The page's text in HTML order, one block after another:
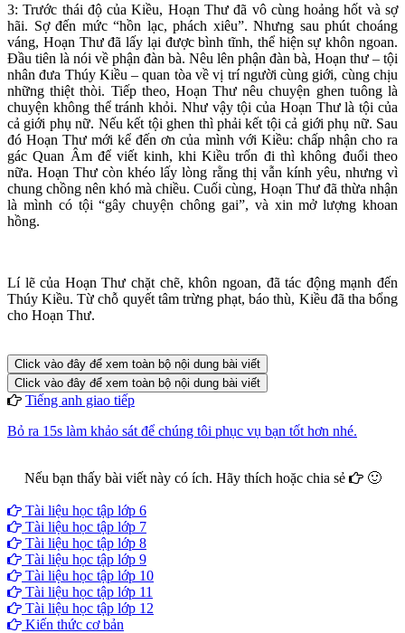
3: Trước thái độ của Kiều, Hoạn Thư đã vô cùng hoảng hốt và sợ
hãi. Sợ đến mức “hồn lạc, phách xiêu”. Nhưng sau phút choáng
váng, Hoạn Thư đã lấy lại được bình tĩnh, thể hiện sự khôn ngoan.
Đầu tiên là nói về phận đàn bà. Nêu lên phận đàn bà, Hoạn thư – tội
nhân đưa Thúy Kiều – quan tòa về vị trí người cùng giới, cùng chịu
những thiệt thòi. Tiếp theo, Hoạn Thư nêu chuyện ghen tuông là
chuyện không thể tránh khỏi. Như vậy tội của Hoạn Thư là tội của
cả giới phụ nữ. Nếu kết tội ghen thì phải kết tội cả giới phụ nữ. Sau
đó Hoạn Thư mới kể đến ơn của mình với Kiều: chấp nhận cho ra
gác Quan Âm để viết kinh, khi Kiều trốn đi thì không đuổi theo
nữa. Hoạn Thư còn khéo lấy lòng rằng thị vẫn kính yêu, nhưng vì
chung chồng nên khó mà chiều. Cuối cùng, Hoạn Thư đã thừa nhận
là mình có tội “gây chuyện chông gai”, và xin mở lượng khoan
hồng.
Lí lẽ của Hoạn Thư chặt chẽ, khôn ngoan, đã tác động mạnh đến
Thúy Kiều. Từ chỗ quyết tâm trừng phạt, báo thù, Kiều đã tha bổng
cho Hoạn Thư.
Click vào đây để xem toàn bộ nội dung bài viết
Click vào đây để xem toàn bộ nội dung bài viết
Tiếng anh giao tiếp
Bỏ ra 15s làm khảo sát để chúng tôi phục vụ bạn tốt hơn nhé.
Nếu bạn thấy bài viết này có ích. Hãy thích hoặc chia sẻ
🙂
Tài liệu học tập lớp 6
Tài liệu học tập lớp 7
Tài liệu học tập lớp 8
Tài liệu học tập lớp 9
Tài liệu học tập lớp 10
Tài liệu học tập lớp 11
Tài liệu học tập lớp 12
Kiến thức cơ bản